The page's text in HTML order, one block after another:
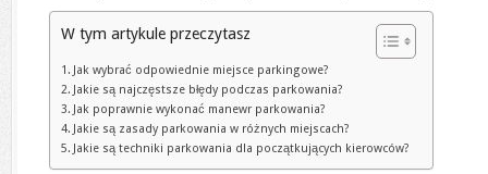
W tym artykule przeczytasz
Jak wybrać odpowiednie miejsce parkingowe?
Jakie są najczęstsze błędy podczas parkowania?
Jak poprawnie wykonać manewr parkowania?
Jakie są zasady parkowania w różnych miejscach?
Jakie są techniki parkowania dla początkujących kierowców?